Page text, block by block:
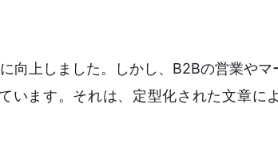
向上しました。しかし、B2Bの営業や
います。それは、定型化された文章に